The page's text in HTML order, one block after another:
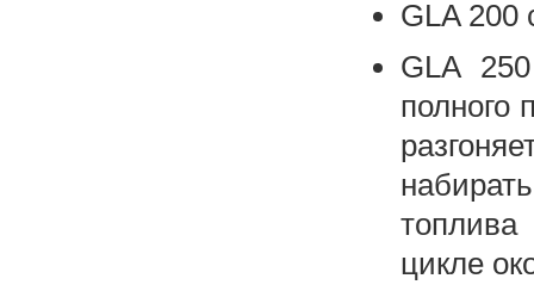
GLA 200
GLA
полного
цикле